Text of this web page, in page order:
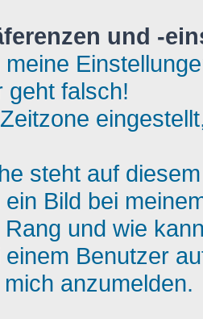
und -
geht falsch!
steht auf
Bild bei
und wie
Benutzer
anzumelden.